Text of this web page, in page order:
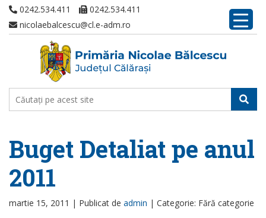
0242.534.411
0242.534.411
nicolaebalcescu@cl.e-adm.ro
Buget Detaliat pe anul
2011
martie 15, 2011 | Publicat de admin | Categorie: Fără categorie